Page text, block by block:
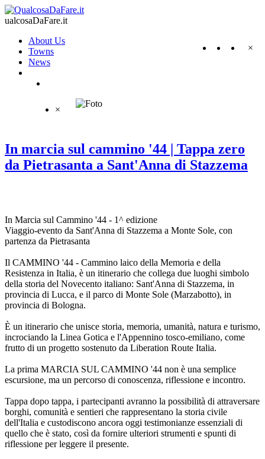
ualcosaDaFare.it
×
About Us
Towns
News
×
In marcia sul cammino '44 | Tappa zero
da Pietrasanta a Sant'Anna di Stazzema
In Marcia sul Cammino '44 - 1^ edizione
Viaggio-evento da Sant'Anna di Stazzema a Monte Sole, con
partenza da Pietrasanta
Il CAMMINO '44 - Cammino laico della Memoria e della
Resistenza in Italia, è un itinerario che collega due luoghi simbolo
della storia del Novecento italiano: Sant'Anna di Stazzema, in
provincia di Lucca, e il parco di Monte Sole (Marzabotto), in
provincia di Bologna.
È un itinerario che unisce storia, memoria, umanità, natura e turismo,
incrociando la Linea Gotica e l'Appennino tosco-emiliano, come
frutto di un progetto sostenuto da Liberation Route Italia.
La prima MARCIA SUL CAMMINO '44 non è una semplice
escursione, ma un percorso di conoscenza, riflessione e incontro.
Tappa dopo tappa, i partecipanti avranno la possibilità di attraversare
borghi, comunità e sentieri che rappresentano la storia civile
dell'Italia e custodiscono ancora oggi testimonianze essenziali di
quello che è stato, così da fornire ulteriori strumenti e spunti di
riflessione per leggere il presente.